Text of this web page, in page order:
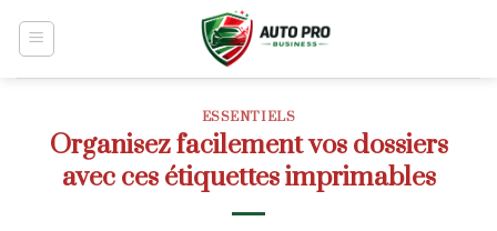
ESSENTIELS
Organisez facilement vos dossiers
avec ces étiquettes imprimables